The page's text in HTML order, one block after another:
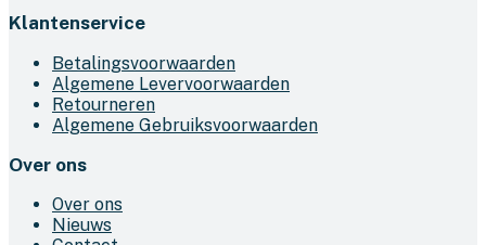
Klantenservice
Betalingsvoorwaarden
Algemene Levervoorwaarden
Retourneren
Algemene Gebruiksvoorwaarden
Over ons
Over ons
Nieuws